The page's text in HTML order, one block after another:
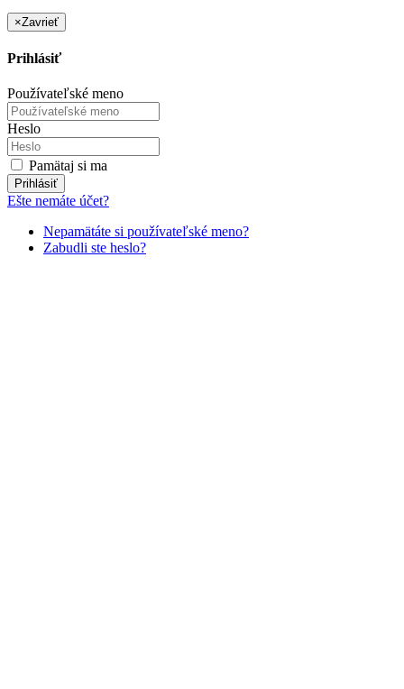
×Zavrieť
Prihlásiť
Používateľské meno
Heslo
Pamätaj si ma
Prihlásiť
Ešte nemáte účet?
Nepamätáte si používateľské meno?
Zabudli ste heslo?